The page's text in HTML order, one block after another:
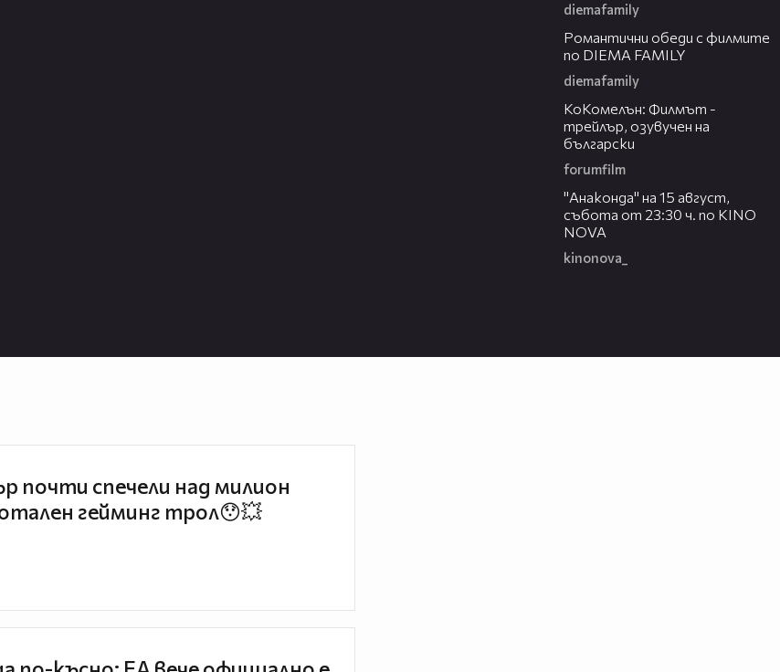
diemafamily
Романтични обеди с филмите
по DIEMA FAMILY
diemafamily
КоКомелън: Филмът -
трейлър, озувучен на
български
forumfilm
"Анаконда" на 15 август,
събота от 23:30 ч. по KINO
NOVA
kinonova_
почти спечели над милион
гейминг трол😯💥